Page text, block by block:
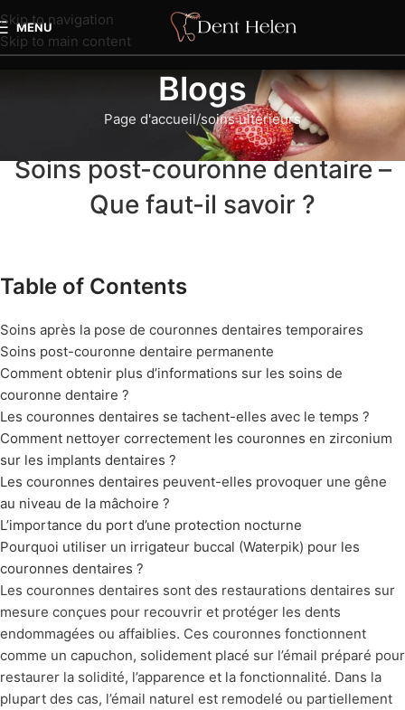
Skip to navigation
Skip to main content
MENU
Blogs
Page d'accueil soins ultérieurs
SOINS ULTÉRIEURS
Soins post-couronne dentaire –
Que faut-il savoir ?
Table of Contents
Soins après la pose de couronnes dentaires temporaires
Soins post-couronne dentaire permanente
Comment obtenir plus d’informations sur les soins de
couronne dentaire ?
Les couronnes dentaires se tachent-elles avec le temps ?
Comment nettoyer correctement les couronnes en zirconium
sur les implants dentaires ?
Les couronnes dentaires peuvent-elles provoquer une gêne
au niveau de la mâchoire ?
L’importance du port d’une protection nocturne
Pourquoi utiliser un irrigateur buccal (Waterpik) pour les
couronnes dentaires ?
Les couronnes dentaires sont des restaurations dentaires sur
mesure conçues pour recouvrir et protéger les dents
endommagées ou affaiblies. Ces couronnes fonctionnent
comme un capuchon, solidement placé sur l’émail préparé pour
restaurer la solidité, l’apparence et la fonctionnalité. Dans la
plupart des cas, l’émail naturel est remodelé ou partiellement